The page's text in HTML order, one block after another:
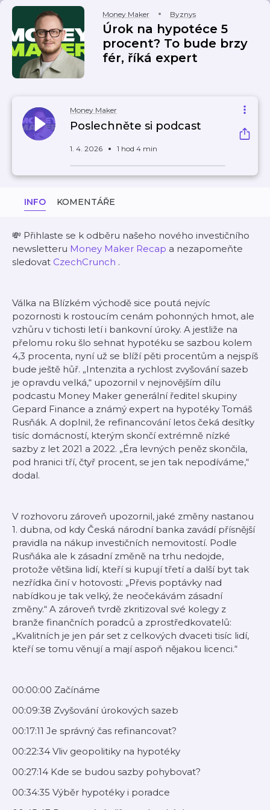
Money Maker Byznys
Úrok na hypotéce 5
procent? To bude brzy
fér, říká expert
Money Maker
Poslechněte si podcast
1. 4. 2026 1 hod 4 min
INFO KOMENTÁŘE
💸 Přihlaste se k odběru našeho nového investičního
newsletteru ⁠⁠⁠⁠⁠⁠⁠⁠Money Maker Recap⁠⁠⁠⁠⁠⁠⁠⁠ a nezapomeňte
sledovat ⁠⁠⁠⁠⁠⁠⁠⁠CzechCrunch⁠⁠⁠⁠⁠⁠⁠⁠ .
Válka na Blízkém východě sice poutá nejvíc
pozornosti k rostoucím cenám pohonných hmot, ale
vzhůru v tichosti letí i bankovní úroky. A jestliže na
přelomu roku šlo sehnat hypotéku se sazbou kolem
4,3 procenta, nyní už se blíží pěti procentům a nejspíš
bude ještě hůř. „Intenzita a rychlost zvyšování sazeb
je opravdu velká,“ upozornil v nejnovějším dílu
podcastu Money Maker generální ředitel skupiny
Gepard Finance a známý expert na hypotéky Tomáš
Rusňák. A doplnil, že refinancování letos čeká desítky
tisíc domácností, kterým skončí extrémně nízké
sazby z let 2021 a 2022. „Éra levných peněz skončila,
pod hranici tří, čtyř procent, se jen tak nepodíváme,“
dodal.
V rozhovoru zároveň upozornil, jaké změny nastanou
1. dubna, od kdy Česká národní banka zavádí přísnější
pravidla na nákup investičních nemovitostí. Podle
Rusňáka ale k zásadní změně na trhu nedojde,
protože většina lidí, kteří si kupují třetí a další byt tak
nezřídka činí v hotovosti: „Převis poptávky nad
nabídkou je tak velký, že neočekávám zásadní
změny.“ A zároveň tvrdě zkritizoval své kolegy z
branže finančních poradců a zprostředkovatelů:
„Kvalitních je jen pár set z celkových dvaceti tisíc lidí,
kteří se tomu věnují a mají aspoň nějakou licenci.“
00:00:00 Začínáme
00:09:38 Zvyšování úrokových sazeb
00:17:11 Je správný čas refinancovat?
00:22:34 Vliv geopolitiky na hypotéky
00:27:14 Kde se budou sazby pohybovat?
00:34:35 Výběr hypotéky i poradce